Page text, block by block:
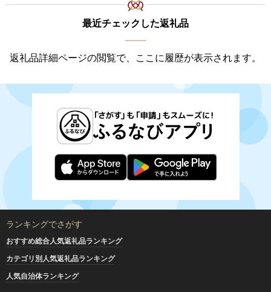
最近チェックした返礼品
返礼品詳細ページの閲覧で、ここに履歴が表示されます。
ランキングでさがす
おすすめ総合人気返礼品ランキング
カテゴリ別人気返礼品ランキング
人気自治体ランキング